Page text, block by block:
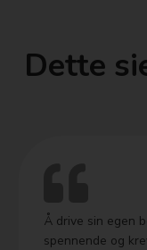
Dette
Å drive sin egen
spennende og